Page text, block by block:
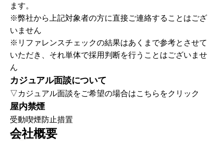
ます。
※弊社から上記対象者の方に直接ご連絡することはござ
いません
※リファレンスチェックの結果はあくまで参考とさせて
いただき、それ単体で採用判断を行うことはございませ
ん
カジュアル面談について
▽カジュアル面談をご希望の場合はこちらをクリック
屋内禁煙
受動喫煙防止措置
会社概要